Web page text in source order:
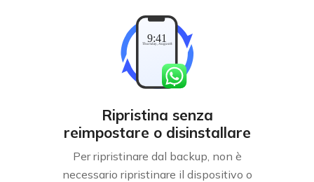
Ripristina senza
reimpostare o disinstallare
Per ripristinare dal backup, non è
necessario ripristinare il dispositivo o